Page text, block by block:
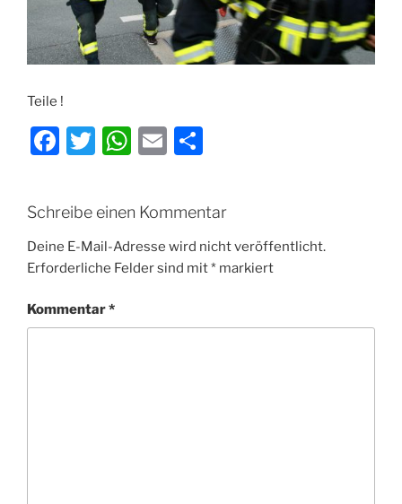
Teile !
F
c
e
b
o
o
T
itt
er
W
at
s
A
p
E
l
le
n
Schreibe einen Kommentar
Deine E-Mail-Adresse wird nicht veröffentlicht.
Erforderliche Felder sind mit* markiert
Kommentar*